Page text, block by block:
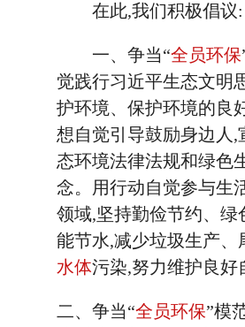
在此,我们积极倡议:
一、争当“全员环保
觉践行习近平生态文明
护环境、保护环境的良
想自觉引导鼓励身边人,
态环境法律法规和绿色
念。用行动自觉参与生
领域,坚持勤俭节约、绿
能节水,减少垃圾生产、
水体污染,努力维护良好
二、争当“全员环保”模